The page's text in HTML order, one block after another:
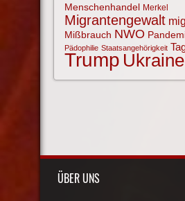
Menschenhandel Merkel
Migrantengewalt
Mißbrauch NWO
Pädophilie Staatsangehörigkeit
Trump Ukraine
ÜBER UNS